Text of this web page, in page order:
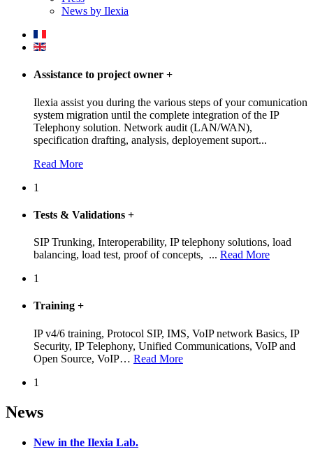
News by Ilexia
Assistance to project owner +
Ilexia assist you during the various steps of your comunication
system migration until the complete integration of the IP
Telephony solution. Network audit (LAN/WAN),
specification drafting, analysis, deployement suport...
Read More
1
Tests & Validations +
SIP Trunking, Interoperability, IP telephony solutions, load
balancing, load test, proof of concepts, ... Read More
1
Training +
IP v4/6 training, Protocol SIP, IMS, VoIP network Basics, IP
Security, IP Telephony, Unified Communications, VoIP and
Open Source, VoIP… Read More
1
News
New in the Ilexia Lab.